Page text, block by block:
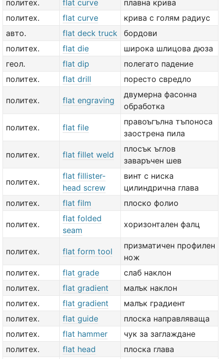
политех. flat curve
плавна крива
политех.
flat curve
крива с голям радиус
авто.
flat deck truck
бордови
политех.
flat die
широка шлицова дюза
геол.
flat dip
полегато падение
политех.
flat drill поресто свредло
политех. flat engraving
двумерна фасонна
обработка
политех. flat file
правоъгълна тъпоноса
заострена пила
политех. flat fillet weld
плосък ъглов
заваръчен шев
политех.
flat fillister-
head screw
винт с ниска
цилиндрична глава
политех.
flat film плоско фолио
политех.
flat folded
seam
хоризонтален фалц
политех. flat form tool
призматичен профилен
нож
политех.
flat grade
слаб наклон
политех.
flat gradient
малък наклон
политех.
flat gradient
малък градиент
политех.
flat guide
плоска направляваща
политех.
flat hammer
чук за заглаждане
политех.
flat head плоска глава